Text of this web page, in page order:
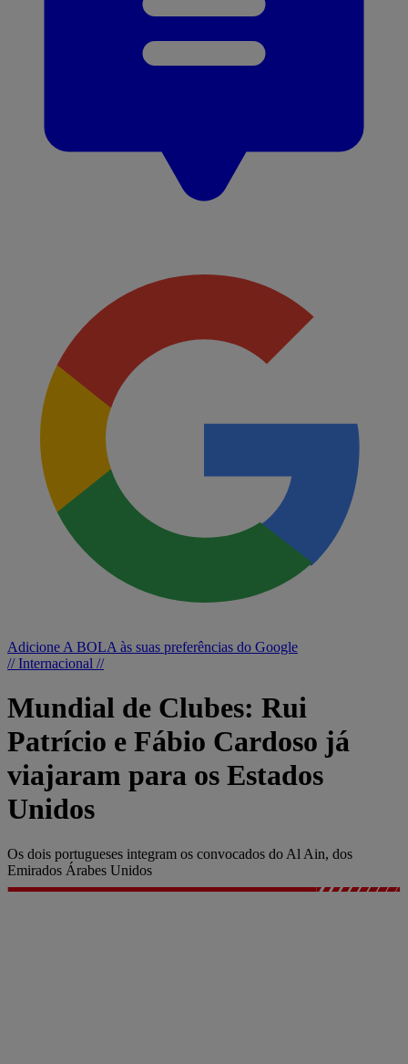
Adicione A BOLA às suas preferências do Google
// Internacional //
Mundial de Clubes: Rui
Patrício e Fábio Cardoso já
viajaram para os Estados
Unidos
Os dois portugueses integram os convocados do Al Ain, dos
Emirados Árabes Unidos